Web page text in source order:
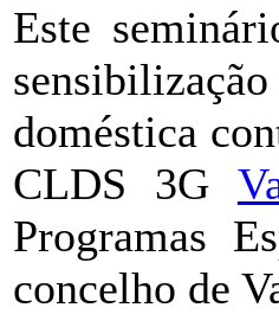
Este
doméstica
CLDS 3G
Programas
concelho de